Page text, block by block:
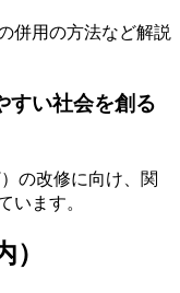
併用の方法など解説
すい社会を創る
の改修に向け、関
います。